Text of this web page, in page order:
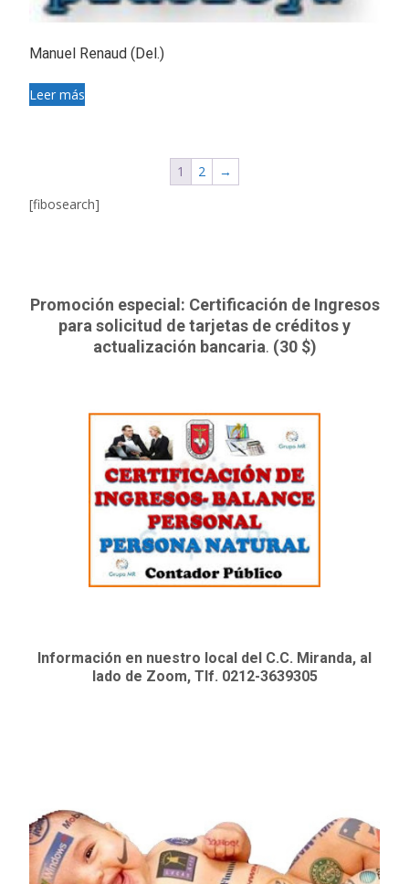
Manuel Renaud (Del.)
Leer más
1 2
→
[fibosearch]
Promoción especial: Certificación de Ingresos
para solicitud de tarjetas de créditos y
actualización bancaria. (30 $)
Información en nuestro local del C.C. Miranda, al
lado de Zoom, Tlf. 0212-3639305